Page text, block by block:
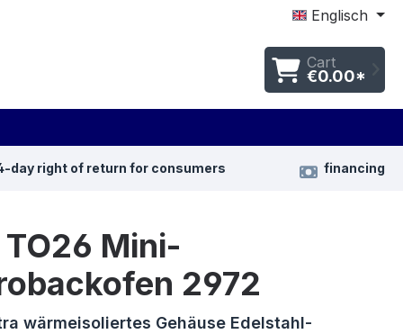
Englisch
Cart
€0.00*
day right of return for consumers financing
Mini-
2972
wärmeisoliertes Gehäuse Edelstahl-